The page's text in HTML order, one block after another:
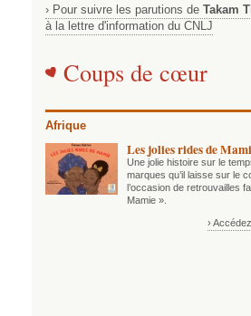
› Pour suivre les parutions de Takam
à la lettre d'information du CNLJ
Coups de cœur
Afrique
Les jolies rides de
Une jolie histoire sur le
marques qu’il laisse sur le
l’occasion de retrouvailles
Mamie ».
›